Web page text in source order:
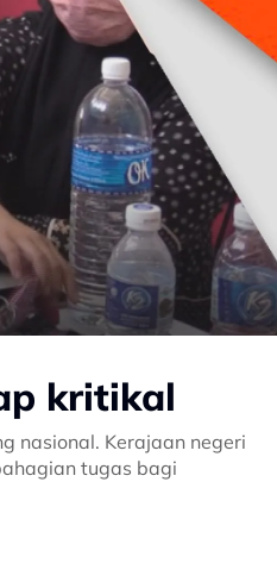
kritikal
nasional. Kerajaan negeri
tugas bagi